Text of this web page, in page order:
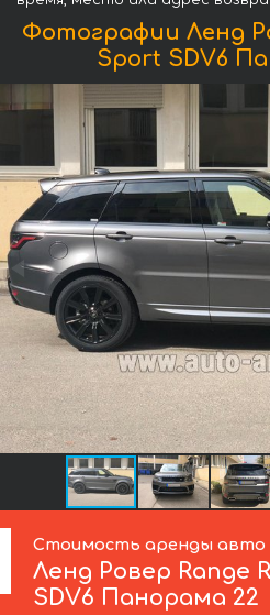
Фотографии Ленд
Sport SDV6
Стоимость аренды авто
Ленд Ровер Range
SDV6 Панорама 22